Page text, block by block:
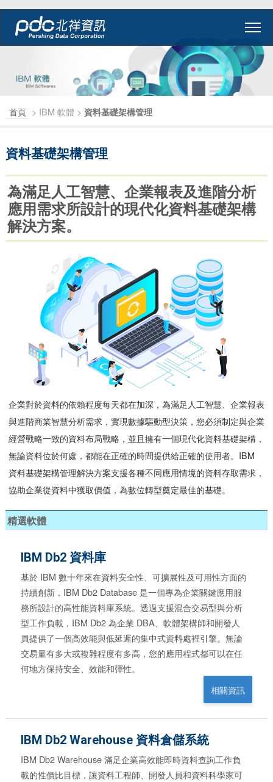
首頁 > IBM 軟體 > 資料基礎架構管理
資料基礎架構管理
為滿足人工智慧、企業報表及進階分析
應用需求所設計的現代化資料基礎架構
解決方案。
企業對於資料的依賴程度每天都在加深，為滿足人工智慧、企業報表
與進階商業智慧分析需求，實現數據驅動型決策，您必須制定與企業
經營戰略一致的資料布局戰略，並且擁有一個現代化資料基礎架構，
無論資料位於何處，都能在正確的時間提供給正確的使用者。IBM
資料基礎架構管理解決方案支援各種不同應用情境的資料存取需求，
協助企業從資料中獲取價值，為數位轉型奠定最佳的基礎。
精選軟體
IBM Db2 資料庫
基於 IBM 數十年來在資料安全性、可擴展性及可用性方面的
持續創新，IBM Db2 Database 是一個專為企業關鍵應用服
務所設計的高性能資料庫系統。透過支援混合交易型與分析
型工作負載，IBM Db2 為企業 DBA、軟體架構師和開發人
員提供了一個高效能與低延遲的集中式資料處裡引擎。無論
交易量有多大或複雜程度有多高，您的應用程式都可以在任
何地方保持安全、效能和彈性。
相關資訊
IBM Db2 Warehouse 資料倉儲系統
IBM Db2 Warehouse 滿足企業高效能即時資料查詢工作負
載的性價比目標，讓資料工程師、開發人員和資料科學家可